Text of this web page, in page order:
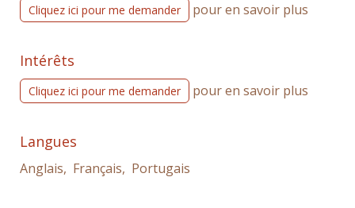
Cliquez ici pour me demander pour en savoir plus
Intérêts
Cliquez ici pour me demander pour en savoir plus
Langues
Anglais, Français, Portugais